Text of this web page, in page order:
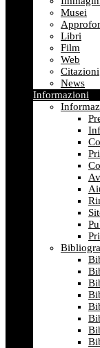
Musei
Libri
Film
Web
Citazioni
News
Informazioni